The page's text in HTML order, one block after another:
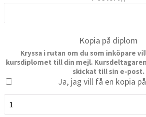
Kopia på diplom
Kryssa i rutan om du som inköpare
kursdiplomet till din mejl.
skickat till sin e-post.
Ja, jag vill få en kopia
ADR
1.3